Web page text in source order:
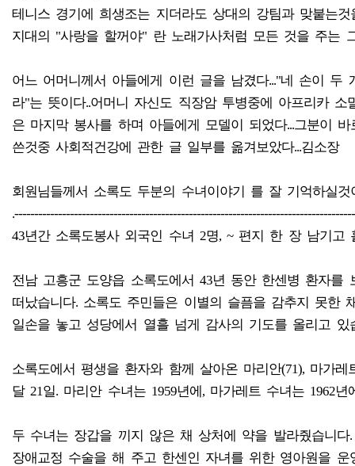
테니스 경기에 희생조는 지더라도 상대의 강팀과 맞붙는
지대의 "사랑을 할꺼야" 란 노래가사처럼 모든 것을 주는
어느 어머니께서 아들에게 이런 글을 남겼다..."네 손이
라"는 뜻이다..어머니 자신도 직장암 투병중에 아프리카
은 마지막 봉사를 하며 아들에게 모델이 되었다...그분이
쓴것중 사회적건강에 관한 글 일부를 옮겨보았다...김소장
회원님들께서 소록도 두분의 수녀이야기 를 잘 기억하실
43년간 소록도봉사 외국인 수녀 2명, ~ 편지 한 장 남기고
전남 고흥군 도양읍 소록도에서 43년 동안 한센병 환자
떠났습니다. 소록도 주민들은 이별의 슬픔을 감추지 못한
일손을 놓고 성당에서 열흘 넘게 감사의 기도를 올리고 있
소록도에서 평생을 환자와 함께 살아온 마리안(71), 마가
달 21일. 마리안 수녀는 1959년에, 마가레트 수녀는 1962
두 수녀는 장갑을 끼지 않은 채 상처에 약을 발라줬습니
장애교정 수술을 해 주고 한센인 자녀를 위한 영아원을